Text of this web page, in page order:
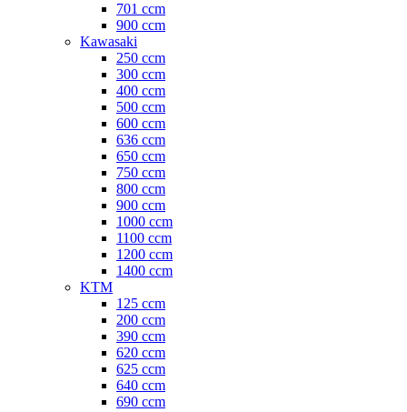
701 ccm
900 ccm
Kawasaki
250 ccm
300 ccm
400 ccm
500 ccm
600 ccm
636 ccm
650 ccm
750 ccm
800 ccm
900 ccm
1000 ccm
1100 ccm
1200 ccm
1400 ccm
KTM
125 ccm
200 ccm
390 ccm
620 ccm
625 ccm
640 ccm
690 ccm